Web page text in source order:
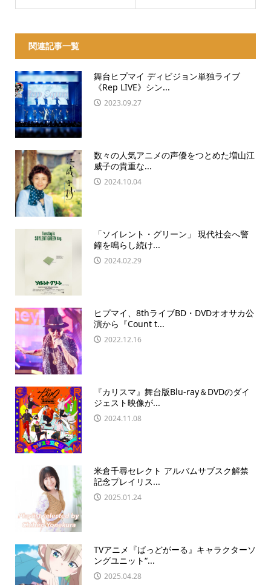
関連記事一覧
舞台ヒプマイ ディビジョン単独ライブ
《Rep LIVE》シン...
2023.09.27
数々の人気アニメの声優をつとめた増山江
威子の貴重な...
2024.10.04
「ソイレント・グリーン」 現代社会へ警
鐘を鳴らし続け...
2024.02.29
ヒプマイ、8thライブBD・DVDオオサカ公
演から『Count t...
2022.12.16
『カリスマ』舞台版Blu-ray＆DVDのダイ
ジェスト映像が...
2024.11.08
米倉千尋セレクト アルバムサブスク解禁
記念プレイリス...
2025.01.24
TVアニメ『ばっどがーる』キャラクターソ
ングユニット“...
2025.04.28